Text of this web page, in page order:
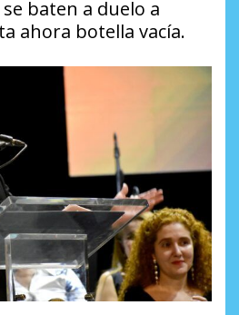
baten a duelo a
ahora botella vacía.